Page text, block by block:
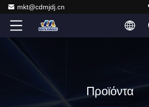
mkt@cdmjdj.cn
Προϊόντα